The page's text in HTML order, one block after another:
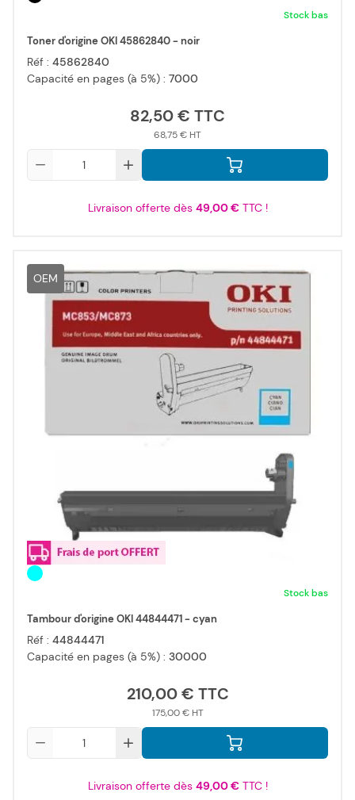
Stock bas
Toner d'origine OKI 45862840 - noir
Réf : 45862840
Capacité en pages (à 5%) : 7000
82,50 €
68,75 €
Livraison offerte dès 49,00 €TTC !
OEM
Stock bas
Tambour d'origine OKI 44844471 - cyan
Réf : 44844471
Capacité en pages (à 5%) : 30000
210,00 €
175,00 €
Livraison offerte dès 49,00 €TTC !